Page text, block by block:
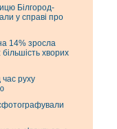
Білгород-
у справі про
14% зросла
більшість хворих
час руху